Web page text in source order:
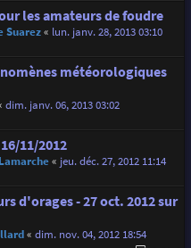
les amateurs de foudre
Suarez« lun. janv. 28, 2013 03:10
météorologiques
dim. janv. 06, 2013 03:02
11/2012
« jeu. déc. 27, 2012 11:14
d'orages - 27 oct. 2012 sur
« dim. nov. 04, 2012 18:54